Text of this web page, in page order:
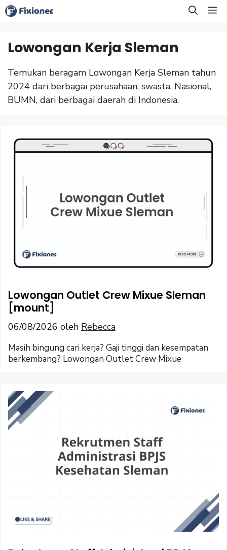
Langsung
ke
Lowongan Kerja Sleman
Temukan beragam Lowongan Kerja Sleman tahun
2024 dari berbagai perusahaan, swasta, Nasional,
BUMN, dari berbagai daerah di Indonesia.
Lowongan Outlet Crew Mixue Sleman
[mount]
06/08/2026 oleh Rebecca
Masih bingung cari kerja? Gaji tinggi dan kesempatan
berkembang? Lowongan Outlet Crew Mixue